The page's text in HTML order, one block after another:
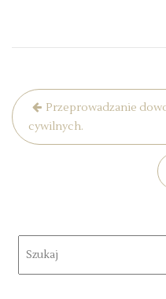
N
a
a
j
Przeprowadzanie
cywilnych.